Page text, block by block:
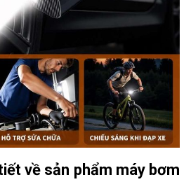
về sản phẩm máy bơm